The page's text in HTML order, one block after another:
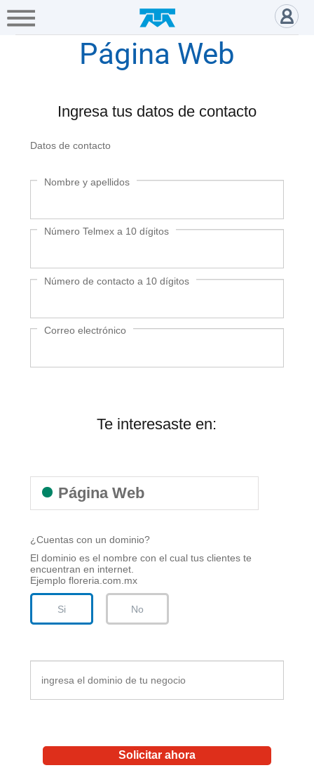
Hogar Empresa Gamers
Cobertura
Recibo
Atención
Telmex
Sitios
Solicitud de Servicio Página
Página Web
Ingresa tus datos de contacto
Datos de contacto
Nombre y apellidos
Número Telmex a 10 dígitos
Número de contacto a 10 dígitos
Correo electrónico
Te interesaste en:
Página Web
¿Cuentas con un dominio?
El dominio es el nombre con el cual tus clientes te
encuentran en internet.
Ejemplo floreria.com.mx
Si No